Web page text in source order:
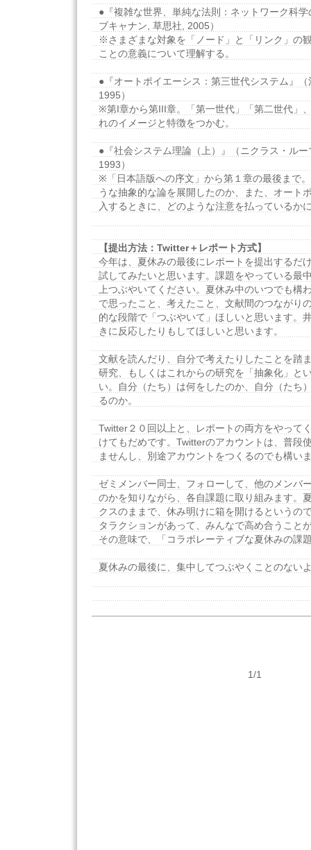
●『複雑な世界、単純な法則：ネットワーク科
ブキャナン, 草思社, 2005）
※さまざまな対象を「ノード」と「リンク」の
ことの意義について理解する。
●『オートポイエーシス：第三世代システム』
1995）
※第I章から第III章。「第一世代」「第二世代」
れのイメージと特徴をつかむ。
●『社会システム理論（上）』（ニクラス・ル
1993）
※「日本語版への序文」から第１章の最後まで
うな抽象的な論を展開したのか、また、オート
入するときに、どのような注意を払っているか
【提出方法：Twitter＋レポート方式】
今年は、夏休みの最後にレポートを提出するだ
試してみたいと思います。課題をやっている最
上つぶやいてください。夏休み中のいつでも構
で思ったこと、考えたこと、文献間のつながり
的な段階で「つぶやいて」ほしいと思います。
きに反応したりもしてほしいと思います。
文献を読んだり、自分で考えたりしたことを踏
研究、もしくはこれからの研究を「抽象化」と
い。自分（たち）は何をしたのか、自分（たち
るのか。
Twitter２０回以上と、レポートの両方をやって
けてもだめです。Twitterのアカウントは、普段
ませんし、別途アカウントをつくるのでも構い
ゼミメンバー同士、フォローして、他のメンバ
のかを知りながら、各自課題に取り組みます。
クスのままで、休み明けに箱を開けるというの
タラクションがあって、みんなで高め合うこと
その意味で、「コラボレーティブな夏休みの課
夏休みの最後に、集中してつぶやくことのない
1/1